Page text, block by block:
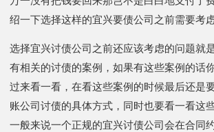
绍一下选择这样的宜兴要债公司之前需要考
选择宜兴讨债公司之前还应该考虑的问题就
有相关的讨债的案例，如果有这些案例的话
过来看一看，在看这些案例的时候最后还是
账公司讨债的具体方式，同时也要看一看这
一般来说一个正规的宜兴讨债公司会在合同